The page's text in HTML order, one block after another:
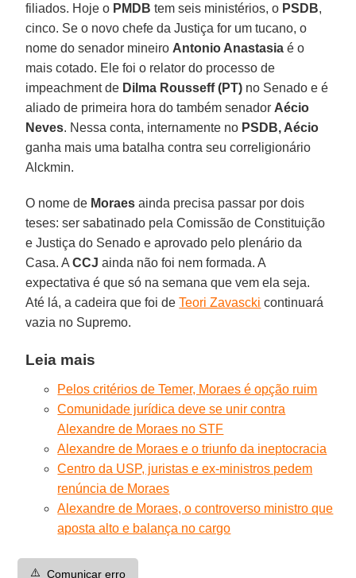
filiados. Hoje o PMDB tem seis ministérios, o PSDB,
cinco. Se o novo chefe da Justiça for um tucano, o
nome do senador mineiro Antonio Anastasia é o
mais cotado. Ele foi o relator do processo de
impeachment de Dilma Rousseff (PT) no Senado e é
aliado de primeira hora do também senador Aécio
Neves. Nessa conta, internamente no PSDB, Aécio
ganha mais uma batalha contra seu correligionário
Alckmin.
O nome de Moraes ainda precisa passar por dois
teses: ser sabatinado pela Comissão de Constituição
e Justiça do Senado e aprovado pelo plenário da
Casa. ACCJ ainda não foi nem formada. A
expectativa é que só na semana que vem ela seja.
Até lá, a cadeira que foi deTeori Zavascki continuará
vazia no Supremo.
Leia mais
Pelos critérios de Temer, Moraes é opção ruim
Comunidade jurídica deve se unir contra
Alexandre de Moraes no STF
Alexandre de Moraes e o triunfo da ineptocracia
Centro da USP, juristas e ex-ministros pedem
renúncia de Moraes
Alexandre de Moraes, o controverso ministro que
aposta alto e balança no cargo
⚠️ Comunicar erro